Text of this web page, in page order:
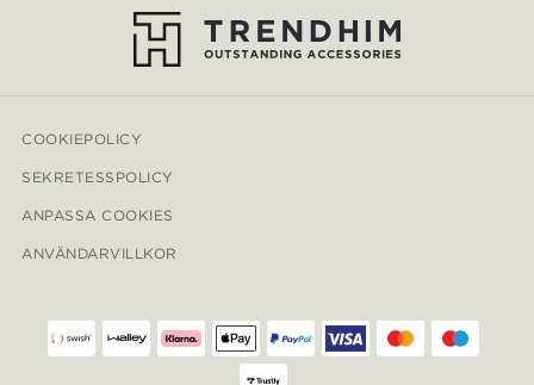
COOKIEPOLICY
SEKRETESSPOLICY
ANPASSA COOKIES
ANVÄNDARVILLKOR